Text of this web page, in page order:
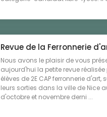
Revue de la Ferronnerie
Nous avons le plaisir de vous
aujourd'hui la petite revue réalisée
élèves de 2E CAP ferronnerie d'art,
leurs sorties dans la ville de Nice
d'octobre et novembre derni ...